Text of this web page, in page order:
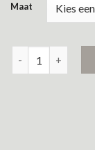
Maat